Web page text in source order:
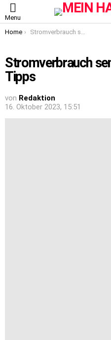
Menu
You are here:
Home Stromverbrauch senken – einfache Tipps
Stromverbrauch
Tipps
von Redaktion
16. Oktober 2023, 15:51